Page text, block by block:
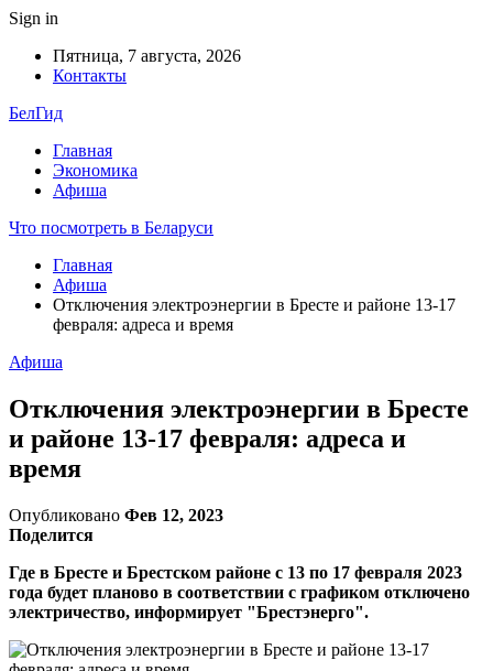
Sign in
Пятница, 7 августа, 2026
Контакты
БелГид
Главная
Экономика
Афиша
Что посмотреть в Беларуси
Главная
Афиша
Отключения электроэнергии в Бресте и районе 13-17
февраля: адреса и время
Афиша
Отключения электроэнергии в Бресте
и районе 13-17 февраля: адреса и
время
Опубликовано Фев 12, 2023
Поделится
Где в Бресте и Брестском районе с 13 по 17 февраля 2023
года будет планово в соответствии с графиком отключено
электричество, информирует "Брестэнерго".